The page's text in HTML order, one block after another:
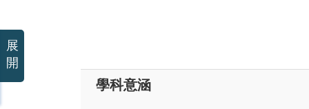
學科意涵
展
開